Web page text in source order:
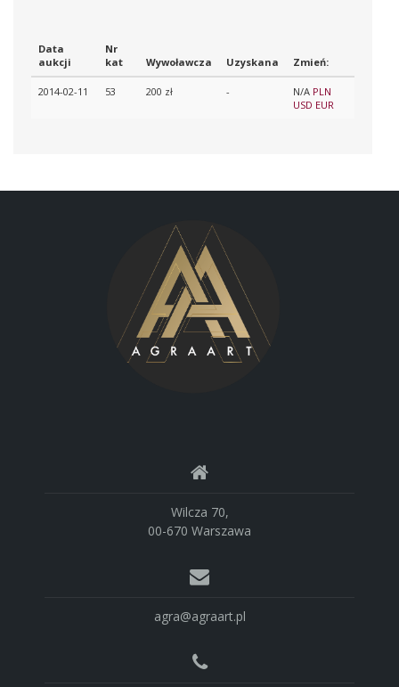
Data
aukcji
Nr
kat
Wywoławcza Uzyskana Zmień:
2014-02-11 53 200 zł - N/A PLN
USD EUR
Wilcza 70,
00-670 Warszawa
agra@agraart.pl